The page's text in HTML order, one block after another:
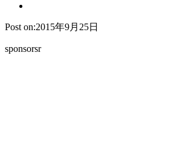
Post on:2015年9月25日
sponsorsr